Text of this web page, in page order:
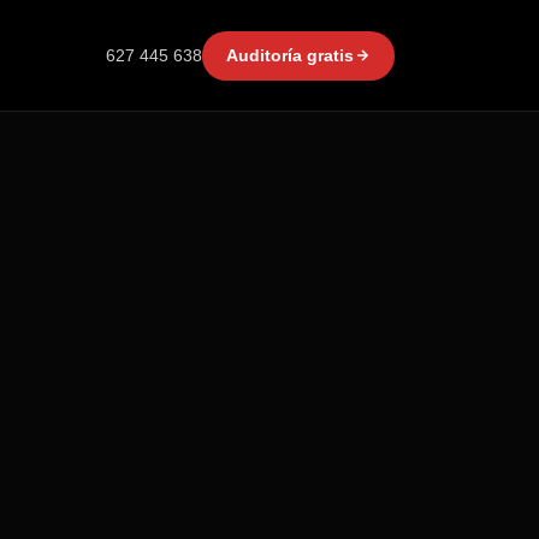
627 445 638 Auditoría gratis